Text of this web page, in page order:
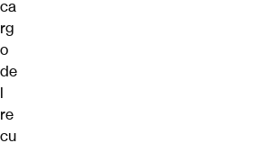
ca
rg
o
de
l
re
cu